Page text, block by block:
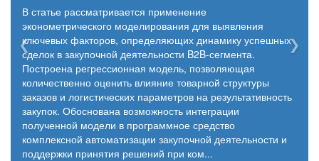
В статье рассматривается применение
эконометрического моделирования для выявления
ключевых факторов, определяющих динамику успешных
сделок в закупочной деятельности B2B-сегмента.
Построена регрессионная модель, позволяющая
количественно оценить влияние товарной структуры
заказов и логистических параметров на результативность
закупок. Обоснована возможность интеграции
полученной модели в программное средство
комплексной автоматизации закупочной деятельности и
поддержки принятия решений при ком...